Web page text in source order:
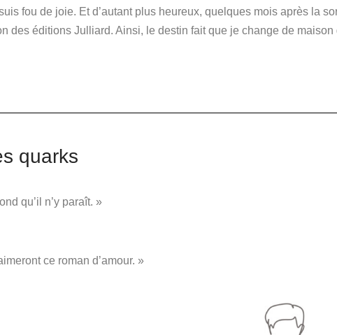
fou de joie. Et d’autant plus heureux, quelques mois après la
des éditions Julliard. Ainsi, le destin fait que je change de
quarks
qu’il n’y paraît. »
ce roman d’amour. »